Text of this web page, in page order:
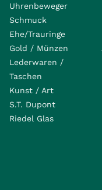
Uhrenbeweger
Schmuck
Ehe/Trauringe
Gold / Münzen
Lederwaren /
Taschen
Kunst / Art
S.T. Dupont
Riedel Glas